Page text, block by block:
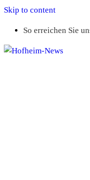
Skip to content
So erreichen Sie